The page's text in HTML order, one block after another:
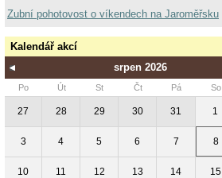
Zubní pohotovost o víkendech na Jaroměřsku
Kalendář akcí
srpen 2026
Po Út St Čt Pá So
27 28 29 30 31 1
3 4 5 6 7 8
10 11 12 13 14 15